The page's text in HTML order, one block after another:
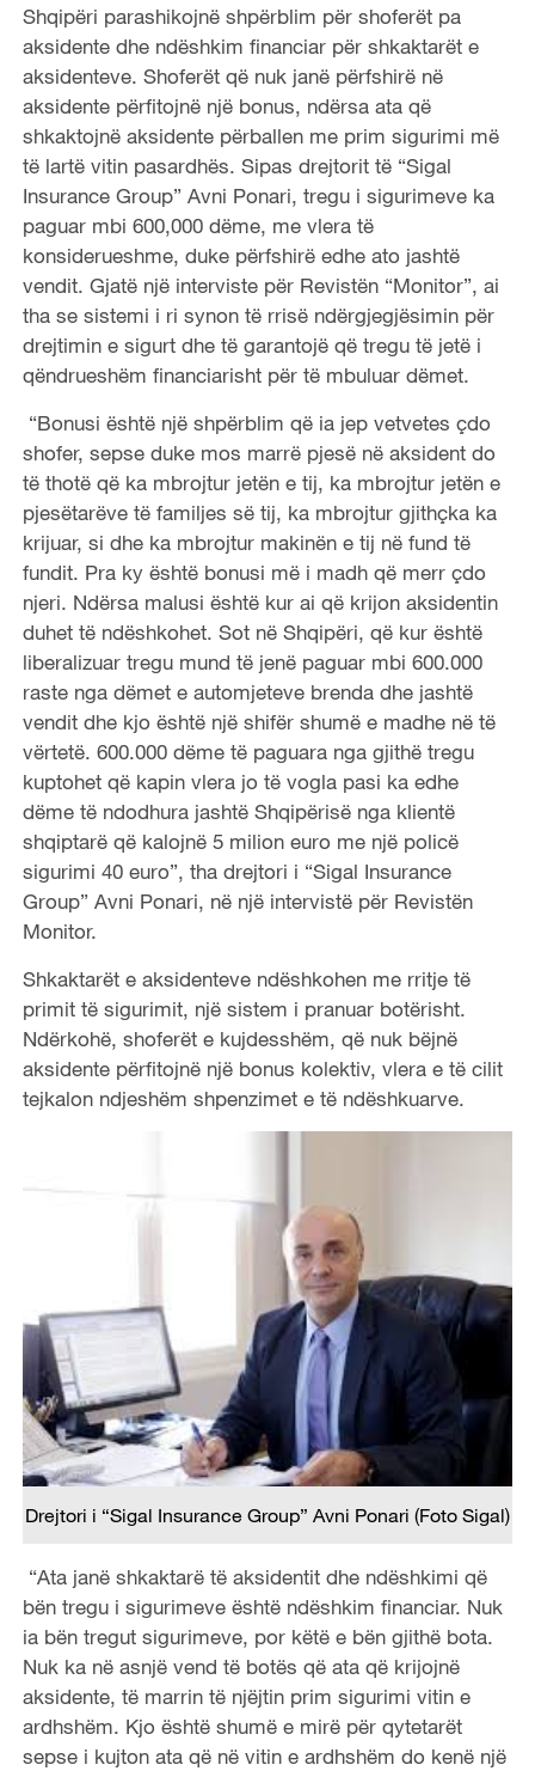
Shqipëri parashikojnë shpërblim për shoferët pa
aksidente dhe ndëshkim financiar për shkaktarët e
aksidenteve. Shoferët që nuk janë përfshirë në
aksidente përfitojnë një bonus, ndërsa ata që
shkaktojnë aksidente përballen me prim sigurimi më
të lartë vitin pasardhës. Sipas drejtorit të “Sigal
Insurance Group” Avni Ponari, tregu i sigurimeve ka
paguar mbi 600,000 dëme, me vlera të
konsiderueshme, duke përfshirë edhe ato jashtë
vendit. Gjatë një interviste për Revistën “Monitor”, ai
tha se sistemi i ri synon të rrisë ndërgjegjësimin për
drejtimin e sigurt dhe të garantojë që tregu të jetë i
qëndrueshëm financiarisht për të mbuluar dëmet.
“Bonusi është një shpërblim që ia jep vetvetes çdo
shofer, sepse duke mos marrë pjesë në aksident do
të thotë që ka mbrojtur jetën e tij, ka mbrojtur jetën e
pjesëtarëve të familjes së tij, ka mbrojtur gjithçka ka
krijuar, si dhe ka mbrojtur makinën e tij në fund të
fundit. Pra ky është bonusi më i madh që merr çdo
njeri. Ndërsa malusi është kur ai që krijon aksidentin
duhet të ndëshkohet. Sot në Shqipëri, që kur është
liberalizuar tregu mund të jenë paguar mbi 600.000
raste nga dëmet e automjeteve brenda dhe jashtë
vendit dhe kjo është një shifër shumë e madhe në të
vërtetë. 600.000 dëme të paguara nga gjithë tregu
kuptohet që kapin vlera jo të vogla pasi ka edhe
dëme të ndodhura jashtë Shqipërisë nga klientë
shqiptarë që kalojnë 5 milion euro me një policë
sigurimi 40 euro”, tha drejtori i “Sigal Insurance
Group” Avni Ponari, në një intervistë për Revistën
Monitor.
Shkaktarët e aksidenteve ndëshkohen me rritje të
primit të sigurimit, një sistem i pranuar botërisht.
Ndërkohë, shoferët e kujdesshëm, që nuk bëjnë
aksidente përfitojnë një bonus kolektiv, vlera e të cilit
tejkalon ndjeshëm shpenzimet e të ndëshkuarve.
Drejtori i “Sigal Insurance Group” Avni Ponari (Foto Sigal)
“Ata janë shkaktarë të aksidentit dhe ndëshkimi që
bën tregu i sigurimeve është ndëshkim financiar. Nuk
ia bën tregut sigurimeve, por këtë e bën gjithë bota.
Nuk ka në asnjë vend të botës që ata që krijojnë
aksidente, të marrin të njëjtin prim sigurimi vitin e
ardhshëm. Kjo është shumë e mirë për qytetarët
sepse i kujton ata që në vitin e ardhshëm do kenë një